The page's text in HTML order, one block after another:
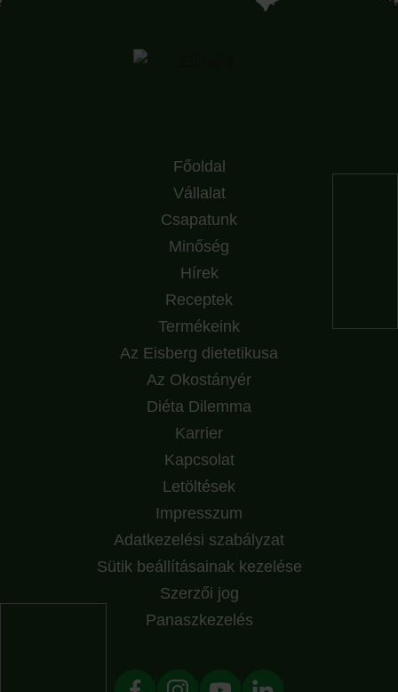
Főoldal
Vállalat
Csapatunk
Minőség
Hírek
Receptek
Termékeink
Az Eisberg dietetikusa
Az Okostányér
Diéta Dilemma
Karrier
Kapcsolat
Letöltések
Impresszum
Adatkezelési szabályzat
Sütik beállításainak kezelése
Szerzői jog
Panaszkezelés